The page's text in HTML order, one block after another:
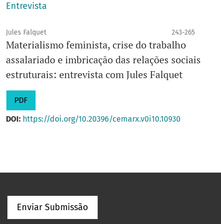
Entrevista
Jules Falquet 243-265
Materialismo feminista, crise do trabalho
assalariado e imbricação das relações sociais
estruturais: entrevista com Jules Falquet
PDF
DOI: https://doi.org/10.20396/cemarx.v0i10.10930
Enviar Submissão